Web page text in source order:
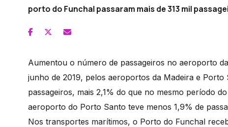
porto do Funchal passaram mais de 313 mil
Aumentou o número de passageiros no aeroporto
junho de 2019, pelos aeroportos da Madeira e
passageiros, mais 2,1% do que no mesmo período
aeroporto do Porto Santo teve menos 1,9% de
Nos transportes marítimos, o Porto do Funchal